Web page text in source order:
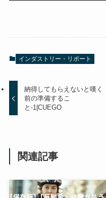
インダストリー・リポート
納得してもらえないと嘆く
前の準備するこ
と-1|CUEGO
関連記事